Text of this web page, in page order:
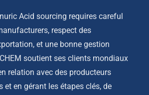
Acid sourcing requires careful
, respect des
et une bonne gestion
soutient ses clients mondiaux
relation avec des producteurs
et en gérant les étapes clés, de